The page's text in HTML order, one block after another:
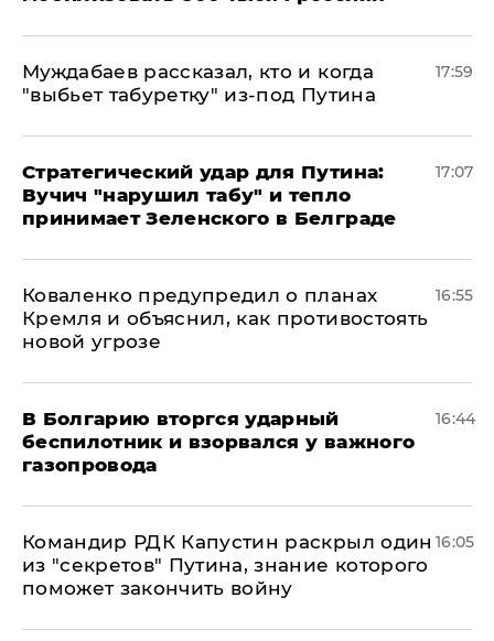
Муждабаев рассказал, кто и когда
"выбьет табуретку" из-под Путина
17:59
Стратегический удар для Путина:
Вучич "нарушил табу" и тепло
принимает Зеленского в Белграде
17:07
Коваленко предупредил о планах
Кремля и объяснил, как противостоять
новой угрозе
16:55
В Болгарию вторгся ударный
беспилотник и взорвался у важного
газопровода
16:44
Командир РДК Капустин раскрыл один
из "секретов" Путина, знание которого
поможет закончить войну
16:05